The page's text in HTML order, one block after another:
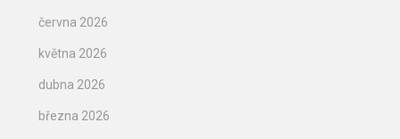
června 2026
května 2026
dubna 2026
března 2026